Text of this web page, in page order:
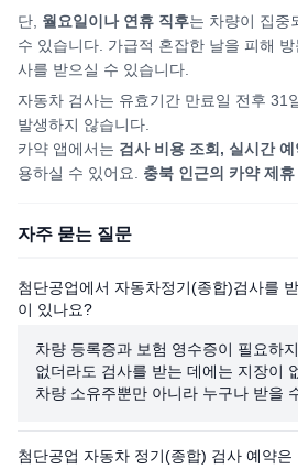
단, 월요일이나 연휴 직후는 차량이 집중
수 있습니다. 가급적 혼잡한 날을 피해 방
사를 받으실 수 있습니다.
자동차 검사는 유효기간 만료일 전후 31
발생하지 않습니다.
카약 앱에서는 검사 비용 조회, 실시간
용하실 수 있어요. 충북 인근의 카약 제
자주 묻는 질문
첨단공업에서 자동차정기(종합)검사를
이 있나요?
차량 등록증과 보험 영수증이 필요하
없더라도 검사를 받는 데에는 지장이
차량 소유주뿐만 아니라 누구나 받을
첨단공업 자동차 정기(종합) 검사 예약